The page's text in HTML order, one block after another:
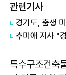
관련기사
특수구조건축